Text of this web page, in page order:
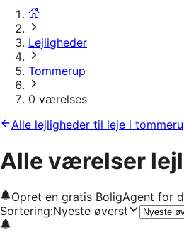
Lejligheder
Tommerup
0 værelses
Alle lejligheder til leje i
Alle værelser
Opret en gratis BoligAgent for
Sortering:Nyeste øverst